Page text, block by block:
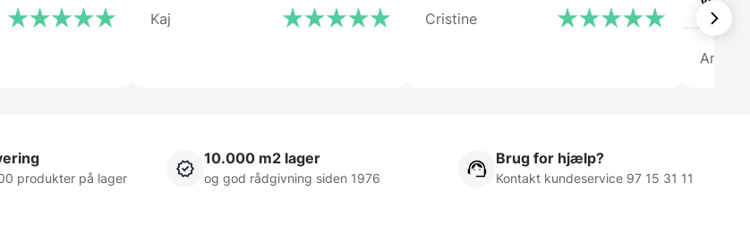
Kaj Cristine
produkter på lager
10.000 m2 lager
og god rådgivning siden 1976
Brug for hjælp?
Kontakt kundeservice 97 15 31 11